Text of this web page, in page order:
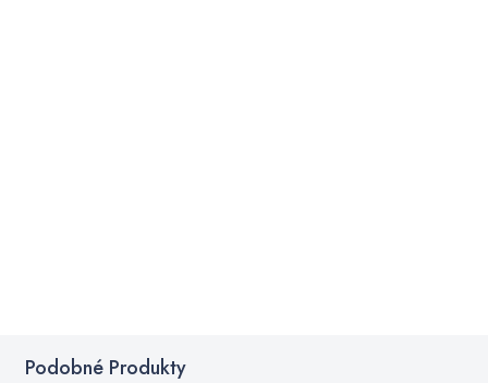
Podobné Produkty